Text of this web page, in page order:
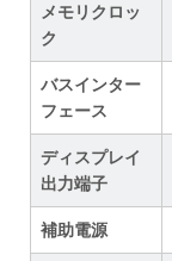
メモリクロッ
ク
バスインター
フェース
ディスプレイ
出力端子
補助電源